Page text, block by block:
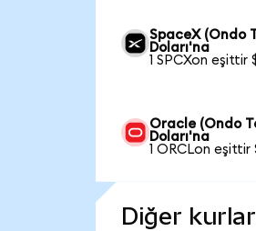
SpaceX (Ondo
Doları'na
1 SPCXon eşittir
Oracle (Ondo
Doları'na
1 ORCLon eşittir
Diğer